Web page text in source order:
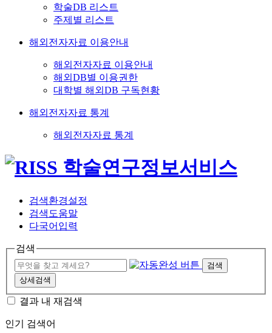
학술DB 리스트
주제별 리스트
해외전자자료 이용안내
해외전자자료 이용안내
해외DB별 이용권한
대학별 해외DB 구독현황
해외전자자료 통계
해외전자자료 통계
검색환경설정
검색도움말
다국어입력
검색
검색
상세검색
결과 내 재검색
인기 검색어